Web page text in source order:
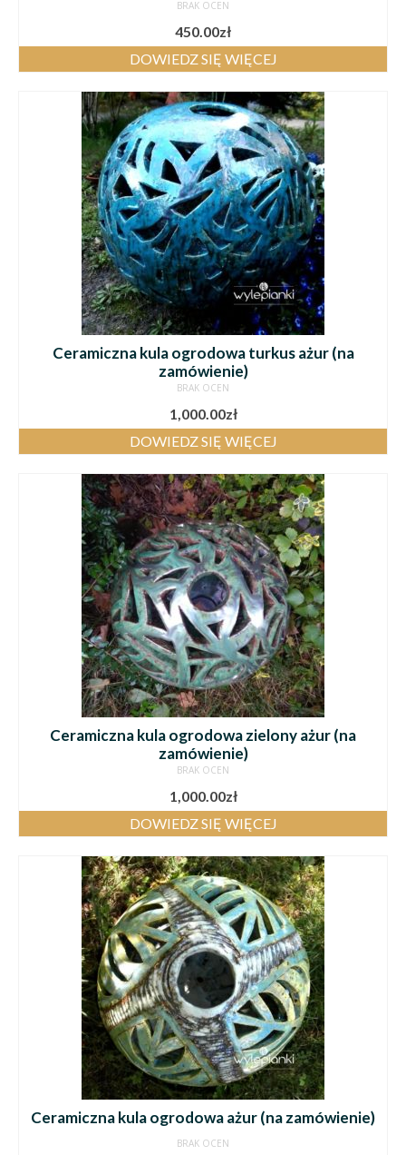
BRAK OCEN
450.00zł
DOWIEDZ SIĘ WIĘCEJ
Ceramiczna kula ogrodowa turkus ażur (na
zamówienie)
BRAK OCEN
1,000.00zł
DOWIEDZ SIĘ WIĘCEJ
Ceramiczna kula ogrodowa zielony ażur (na
zamówienie)
BRAK OCEN
1,000.00zł
DOWIEDZ SIĘ WIĘCEJ
Ceramiczna kula ogrodowa ażur (na zamówienie)
BRAK OCEN